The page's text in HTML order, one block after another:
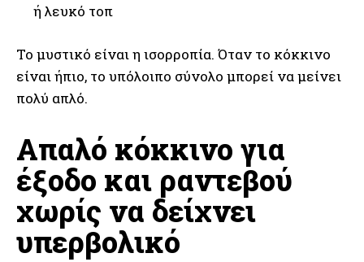
ή λευκό τοπ
Το μυστικό είναι η ισορροπία. Όταν το κόκκινο
είναι ήπιο, το υπόλοιπο σύνολο μπορεί να μείνει
πολύ απλό.
Απαλό κόκκινο για
έξοδο και ραντεβού
χωρίς να δείχνει
υπερβολικό